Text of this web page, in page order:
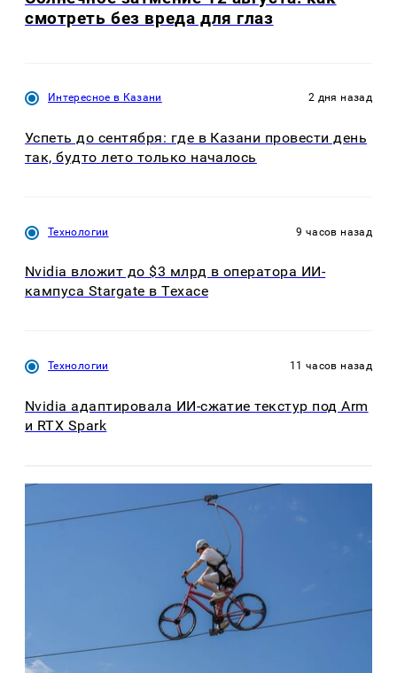
смотреть без вреда для глаз
Интересное в Казани 2 дня назад
Успеть до сентября: где в Казани провести день
так, будто лето только началось
Технологии 9 часов назад
Nvidia вложит до $3 млрд в оператора ИИ-
кампуса Stargate в Техасе
Технологии 11 часов назад
Nvidia адаптировала ИИ-сжатие текстур под Arm
и RTX Spark